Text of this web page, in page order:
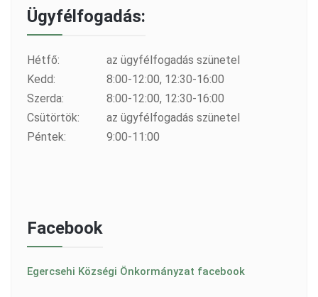
Ügyfélfogadás:
Hétfő:
az ügyfélfogadás szünetel
Kedd:
8:00-12:00, 12:30-16:00
Szerda:
8:00-12:00, 12:30-16:00
Csütörtök:
az ügyfélfogadás szünetel
Péntek:
9:00-11:00
Facebook
Egercsehi Községi Önkormányzat facebook